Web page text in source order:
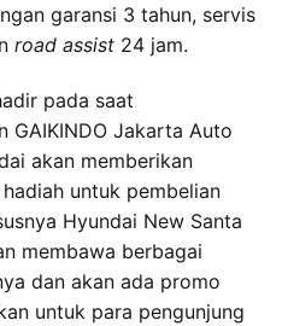
garansi 3 tahun, servis
road assist 24 jam.
pada saat
GAIKINDO Jakarta Auto
akan memberikan
untuk pembelian
Hyundai New Santa
membawa berbagai
dan akan ada promo
untuk para pengunjung